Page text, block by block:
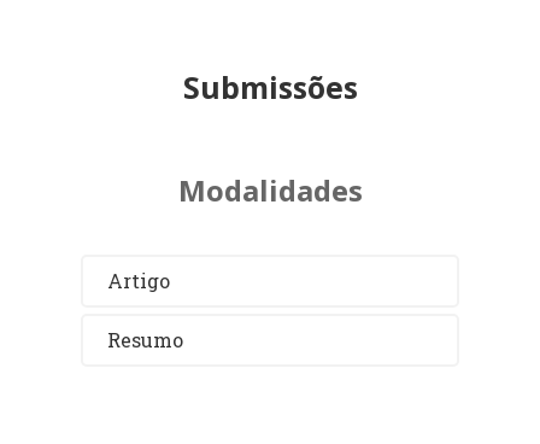
Submissões
Modalidades
Artigo
Resumo